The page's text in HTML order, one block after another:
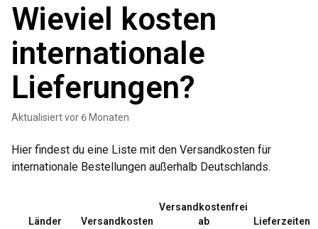
Wieviel kosten
internationale
Lieferungen?
Aktualisiertvor 6 Monaten
Hier findest du eine Liste mit den Versandkosten für
internationale Bestellungen außerhalb Deutschlands.
Länder Versandkosten
Versandkostenfrei
ab
Lieferzeiten